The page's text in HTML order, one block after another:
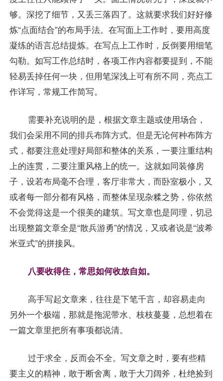
够。深挖了细节，又丢三落四了。这就要求我们好好修
炼“点面结合”的布局手法。在写面上工作时，要用高度
凝练的语言总结提炼。在写点上工作时，反倒要用细笔
勾勒。如写工作总结时，各项工作内容都要提到，不能
轻易丢掉任何一块，但用笔深浅上可有所不同，亮点工
作详写，常规工作简写。
需要补充说明的是，根据文章主题或使用场合，
我们会采用不同的排兵布阵方式。但是无论何种布阵方
式，都要注意处理好局部和整体的关系，一要注重结构
上的连贯，二要注重风格上的统一。这就如同装修房
子，设若布局毫不合理，客厅非常大，而卧室极小，又
或者每一部分都有风格，而整体呈现杂糅之势，你依然
不会觉得这是一个很美的建筑。写文章也是同理，切忌
出现整篇文章全是“散兵游勇”的情况，又或者说是“波希
米亚式”的拼接风。
八要收得住，常思如何收放自如。
高手写起文章来，往往是下笔千言，却容易走向
另外一个极端，那就是拖泥带水、枝枝蔓蔓，总想着在
一篇文章里把所有事项都说清。
过于求全，反而会不全。写文章之时，要有些精
要主义的精神，敢于断舍离，敢于大刀阔斧，杜绝捡到